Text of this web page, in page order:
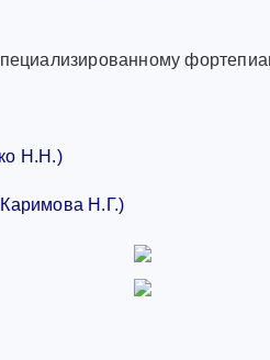
специализированному
Н.Н.)
Н.Г.)